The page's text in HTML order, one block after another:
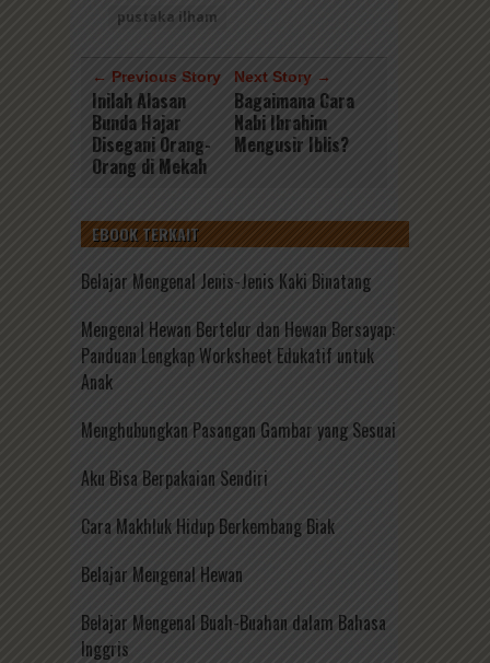
pustaka ilham
← Previous Story
Inilah Alasan
Bunda Hajar
Disegani Orang-
Orang di Mekah
Next Story →
Bagaimana Cara
Nabi Ibrahim
Mengusir Iblis?
EBOOK TERKAIT
Belajar Mengenal Jenis-Jenis Kaki Binatang
Mengenal Hewan Bertelur dan Hewan Bersayap:
Panduan Lengkap Worksheet Edukatif untuk
Anak
Menghubungkan Pasangan Gambar yang Sesuai
Aku Bisa Berpakaian Sendiri
Cara Makhluk Hidup Berkembang Biak
Belajar Mengenal Hewan
Belajar Mengenal Buah-Buahan dalam Bahasa
Inggris